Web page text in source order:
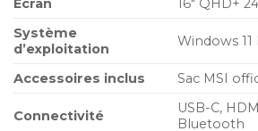
Écran
16″ QHD+
Système
d’exploitation
Windows
Accessoires inclus Sac MSI
Connectivité
USB-C,
Bluetooth